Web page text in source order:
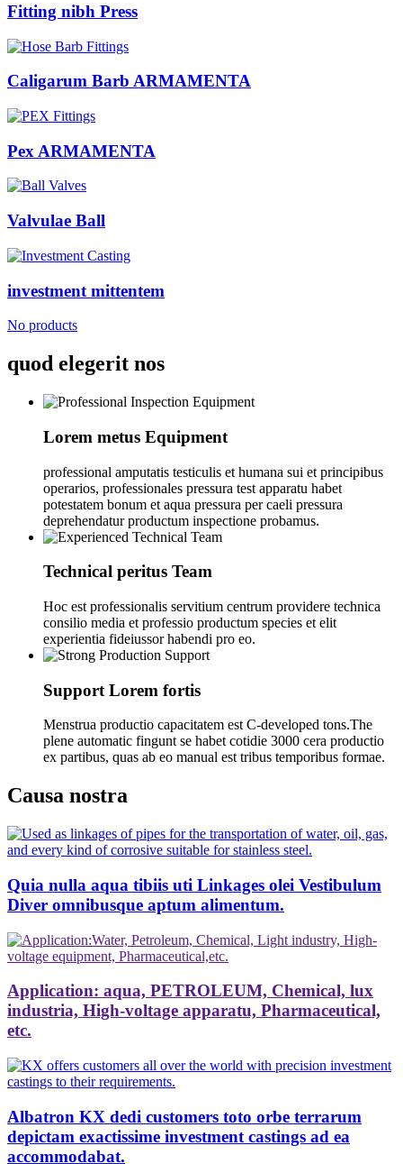
Fitting nibh Press
Caligarum Barb ARMAMENTA
Pex ARMAMENTA
Valvulae Ball
investment mittentem
No products
quod elegerit nos
Lorem metus Equipment
professional amputatis testiculis et humana sui et principibus
operarios, professionales pressura test apparatu habet
potestatem bonum et aqua pressura per caeli pressura
deprehendatur productum inspectione probamus.
Technical peritus Team
Hoc est professionalis servitium centrum providere technica
consilio media et professio productum species et elit
experientia fideiussor habendi pro eo.
Support Lorem fortis
Menstrua productio capacitatem est C-developed tons.The
plene automatic fingunt se habet cotidie 3000 cera productio
ex partibus, quas ab eo manual est tribus temporibus formae.
Causa nostra
Quia nulla aqua tibiis uti Linkages olei Vestibulum
Diver omnibusque aptum alimentum.
Application: aqua, PETROLEUM, Chemical, lux
industria, High-voltage apparatu, Pharmaceutical,
etc.
Albatron KX dedi customers toto orbe terrarum
depictam exactissime investment castings ad ea
accommodabat.